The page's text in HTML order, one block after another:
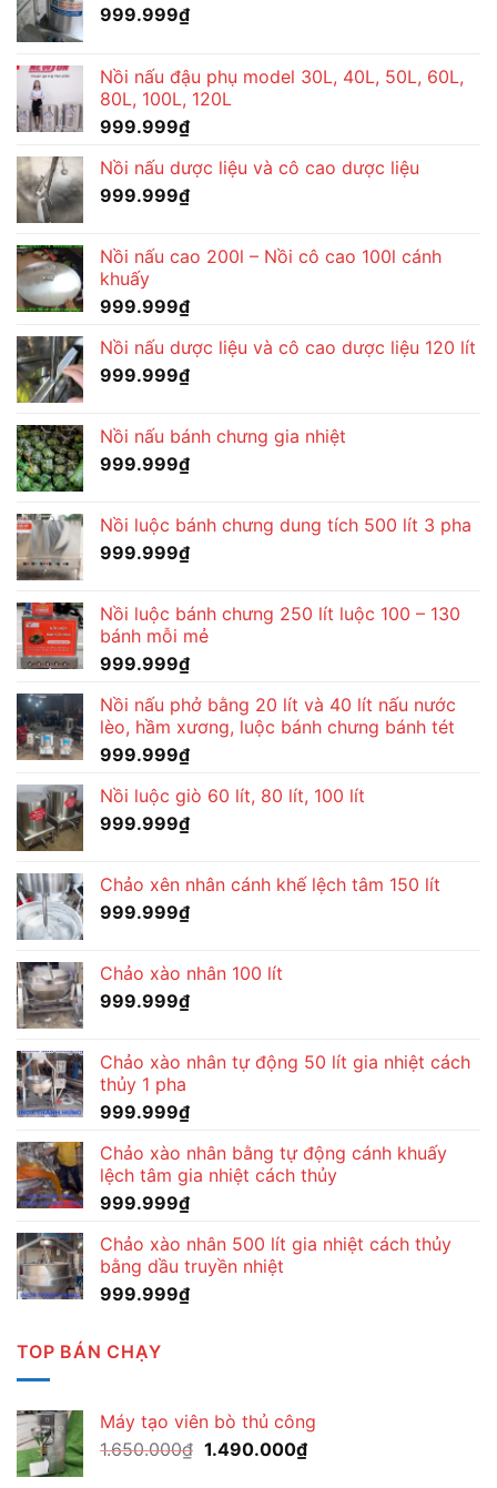
999.999₫
Nồi nấu đậu phụ model 30L, 40L, 50L, 60L,
80L, 100L, 120L
999.999₫
Nồi nấu dược liệu và cô cao dược liệu
999.999₫
Nồi nấu cao 200l – Nồi cô cao 100l cánh
khuấy
999.999₫
Nồi nấu dược liệu và cô cao dược liệu 120 lít
999.999₫
Nồi nấu bánh chưng gia nhiệt
999.999₫
Nồi luộc bánh chưng dung tích 500 lít 3 pha
999.999₫
Nồi luộc bánh chưng 250 lít luộc 100 – 130
bánh mỗi mẻ
999.999₫
Nồi nấu phở bằng 20 lít và 40 lít nấu nước
lèo, hầm xương, luộc bánh chưng bánh tét
999.999₫
Nồi luộc giò 60 lít, 80 lít, 100 lít
999.999₫
Chảo xên nhân cánh khế lệch tâm 150 lít
999.999₫
Chảo xào nhân 100 lít
999.999₫
Chảo xào nhân tự động 50 lít gia nhiệt cách
thủy 1 pha
999.999₫
Chảo xào nhân bằng tự động cánh khuấy
lệch tâm gia nhiệt cách thủy
999.999₫
Chảo xào nhân 500 lít gia nhiệt cách thủy
bằng dầu truyền nhiệt
999.999₫
TOP BÁN CHẠY
Máy tạo viên bò thủ công
1.650.000₫ Giá
1.490.000₫Giá